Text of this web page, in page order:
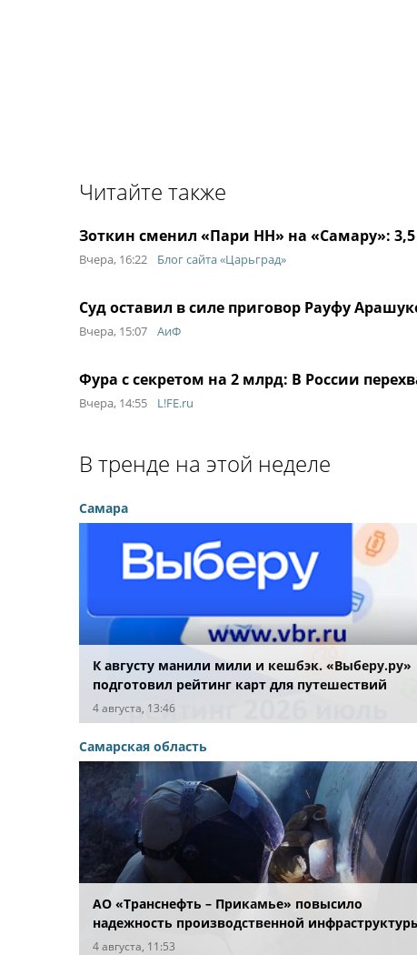
Читайте также
Зоткин сменил «Пари НН» на «Самару»:
Вчера, 16:22 Блог сайта «Царьград»
Суд оставил в силе приговор Рауфу
Вчера, 15:07 АиФ
Фура с секретом на 2 млрд: В России
Вчера, 14:55 L!FE.ru
В тренде на этой неделе
Самара
К августу манили мили и кешбэк. «Выберу.ру»
подготовил рейтинг карт для путешествий
летом 2026 года
4 августа, 13:46
Самарская область
АО «Транснефть – Прикамье» повысило
надежность производственной
в четырех регионах
4 августа, 11:53